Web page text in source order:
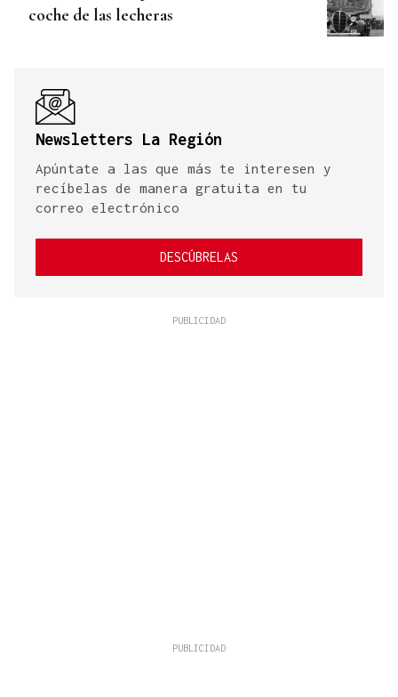
coche de las lecheras
Newsletters La Región
Apúntate a las que más te interesen y
recíbelas de manera gratuita en tu
correo electrónico
DESCÚBRELAS